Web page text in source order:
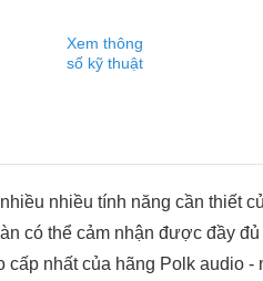
Xem thông
số kỹ thuật
nhiều tính năng cần thiết
có thể cảm nhận được đầy
cấp nhất của hãng Polk audio